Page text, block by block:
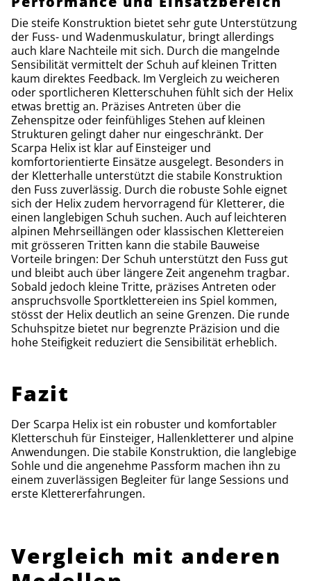
Die steife Konstruktion bietet sehr gute Unterstützung
der Fuss- und Wadenmuskulatur, bringt allerdings
auch klare Nachteile mit sich. Durch die mangelnde
Sensibilität vermittelt der Schuh auf kleinen Tritten
kaum direktes Feedback. Im Vergleich zu weicheren
oder sportlicheren Kletterschuhen fühlt sich der Helix
etwas brettig an. Präzises Antreten über die
Zehenspitze oder feinfühliges Stehen auf kleinen
Strukturen gelingt daher nur eingeschränkt. Der
Scarpa Helix ist klar auf Einsteiger und
komfortorientierte Einsätze ausgelegt. Besonders in
der Kletterhalle unterstützt die stabile Konstruktion
den Fuss zuverlässig. Durch die robuste Sohle eignet
sich der Helix zudem hervorragend für Kletterer, die
einen langlebigen Schuh suchen. Auch auf leichteren
alpinen Mehrseillängen oder klassischen Klettereien
mit grösseren Tritten kann die stabile Bauweise
Vorteile bringen: Der Schuh unterstützt den Fuss gut
und bleibt auch über längere Zeit angenehm tragbar.
Sobald jedoch kleine Tritte, präzises Antreten oder
anspruchsvolle Sportklettereien ins Spiel kommen,
stösst der Helix deutlich an seine Grenzen. Die runde
Schuhspitze bietet nur begrenzte Präzision und die
hohe Steifigkeit reduziert die Sensibilität erheblich.
Fazit
Der Scarpa Helix ist ein robuster und komfortabler
Kletterschuh für Einsteiger, Hallenkletterer und alpine
Anwendungen. Die stabile Konstruktion, die langlebige
Sohle und die angenehme Passform machen ihn zu
einem zuverlässigen Begleiter für lange Sessions und
erste Klettererfahrungen.
Vergleich mit anderen